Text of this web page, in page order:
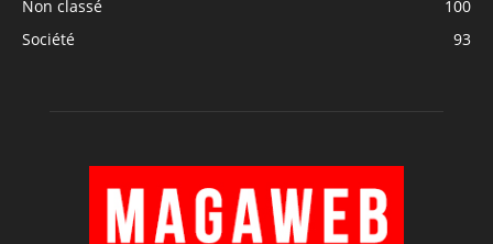
Non classé
100
Société
93